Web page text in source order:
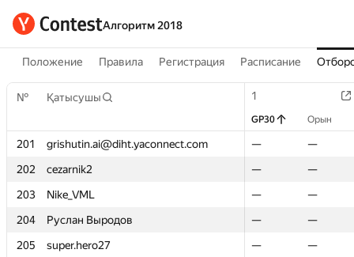
Алгоритм 2018
Положение Правила Регистрация Расписание
№ Қатысушы 1
GP30 Орын
201 grishutin.ai@diht.yaconnect.com —
—
202
cezarnik2 —
—
203
Nike_VML —
—
204
Руслан Выродов —
—
205
super.hero27 —
—
№ Қатысушы 1
GP30 Орын
201 grishutin.ai@diht.yaconnect.com —
—
202
cezarnik2 —
—
203
Nike_VML —
—
204
Руслан Выродов —
—
205
super.hero27 —
—